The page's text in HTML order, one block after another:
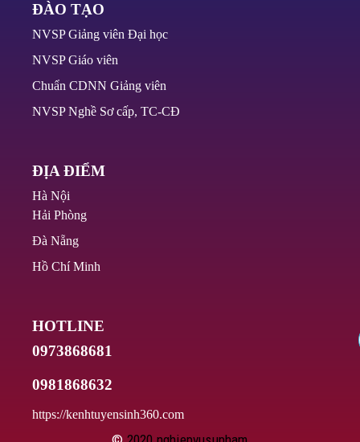
ĐÀO TẠO
NVSP Giảng viên Đại học
NVSP Giáo viên
Chuẩn CDNN Giảng viên
NVSP Nghề Sơ cấp, TC-CĐ
ĐỊA ĐIỂM
Hà Nội
Hải Phòng
Đà Nẵng
Hồ Chí Minh
HOTLINE
0973868681
0981868632
https://kenhtuyensinh360.com